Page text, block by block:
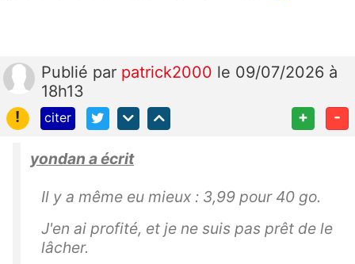
Publié par patrick2000 le 09/07/2026 à
18h13
!
citer + -
yondan a écrit
Il y a même eu mieux : 3,99 pour 40 go.
J'en ai profité, et je ne suis pas prêt de le
lâcher.